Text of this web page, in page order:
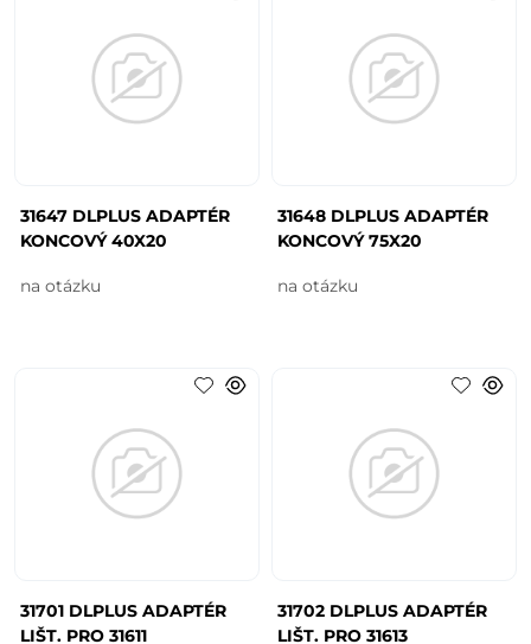
31647 DLPLUS ADAPTÉR
KONCOVÝ 40X20
na otázku
31648 DLPLUS ADAPTÉR
KONCOVÝ 75X20
na otázku
31701 DLPLUS ADAPTÉR
LIŠT. PRO 31611
31702 DLPLUS ADAPTÉR
LIŠT. PRO 31613